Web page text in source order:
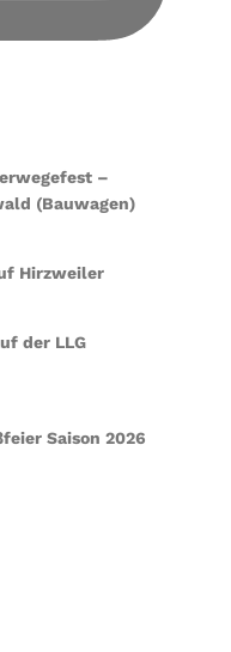
–
(Bauwagen)
Hirzweiler
der LLG
Saison 2026